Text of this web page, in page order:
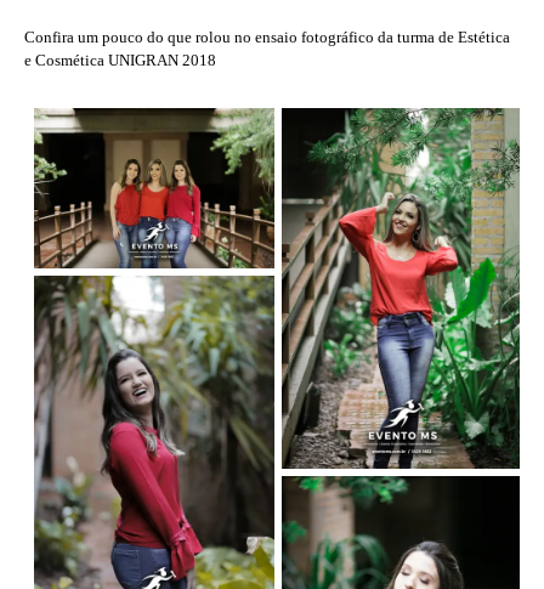
Confira um pouco do que rolou no ensaio fotográfico da turma de Estética
e Cosmética UNIGRAN 2018